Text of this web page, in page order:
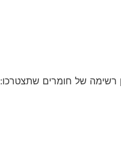
של חומרים שתצטרכו: